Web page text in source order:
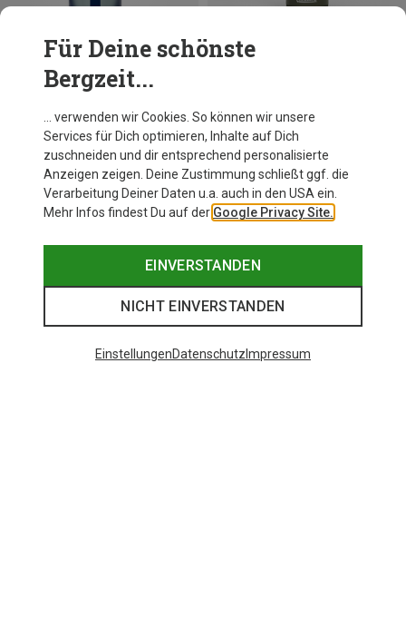
Du sparst 17%
Für Deine schönste
Bergzeit...
… verwenden wir Cookies. So können wir unsere
Services für Dich optimieren, Inhalte auf Dich
zuschneiden und dir entsprechend personalisierte
Anzeigen zeigen. Deine Zustimmung schließt ggf. die
Verarbeitung Deiner Daten u.a. auch in den USA ein.
Mehr Infos findest Du auf der Google Privacy Site.
EINVERSTANDEN
NICHT EINVERSTANDEN
EinstellungenDatenschutz Impressum